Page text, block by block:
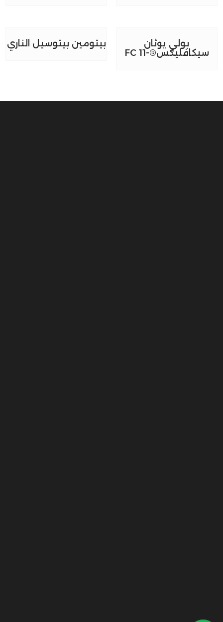
بولي يوثان
سيكافليكس®-11 FC
بيتومين بيتوسيل الناري